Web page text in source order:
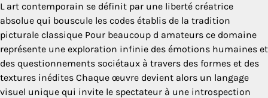
L art contemporain se définit par une liberté créatrice
absolue qui bouscule les codes établis de la tradition
picturale classique Pour beaucoup d amateurs ce domaine
représente une exploration infinie des émotions humaines et
des questionnements sociétaux à travers des formes et des
textures inédites Chaque œuvre devient alors un langage
visuel unique qui invite le spectateur à une introspection